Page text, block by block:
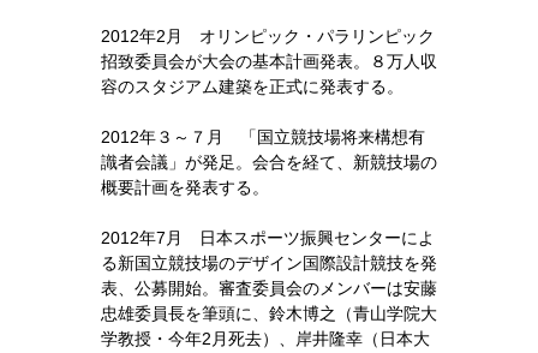
2012年2月 オリンピック・パラリンピック
招致委員会が大会の基本計画発表。８万人収
容のスタジアム建築を正式に発表する。
2012年３～７月 「国立競技場将来構想有
識者会議」が発足。会合を経て、新競技場の
概要計画を発表する。
2012年7月 日本スポーツ振興センターによ
る新国立競技場のデザイン国際設計競技を発
表、公募開始。審査委員会のメンバーは安藤
忠雄委員長を筆頭に、鈴木博之（青山学院大
学教授・今年2月死去）、岸井隆幸（日本大